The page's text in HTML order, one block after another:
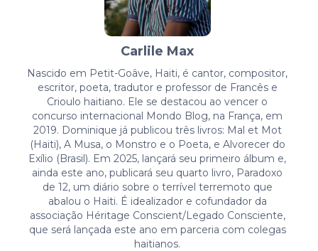
Carlile Max
Nascido em Petit-Goâve, Haiti, é cantor, compositor,
escritor, poeta, tradutor e professor de Francês e
Crioulo haitiano. Ele se destacou ao vencer o
concurso internacional Mondo Blog, na França, em
2019. Dominique já publicou três livros: Mal et Mot
(Haiti), A Musa, o Monstro e o Poeta, e Alvorecer do
Exílio (Brasil). Em 2025, lançará seu primeiro álbum e,
ainda este ano, publicará seu quarto livro, Paradoxo
de 12, um diário sobre o terrível terremoto que
abalou o Haiti. É idealizador e cofundador da
associação Héritage Conscient/Legado Consciente,
que será lançada este ano em parceria com colegas
haitianos.